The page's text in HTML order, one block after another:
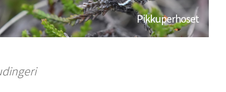
Pikkuperhoset